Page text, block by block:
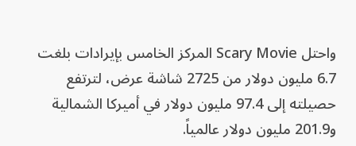
واحتل Scary Movie المركز الخامس بإيرادات بلغت
6.7 مليون دولار من 2725 شاشة عرض، لترتفع
حصيلته إلى 97.4 مليون دولار في أميركا الشمالية
و201.9 مليون دولار عالمياً.